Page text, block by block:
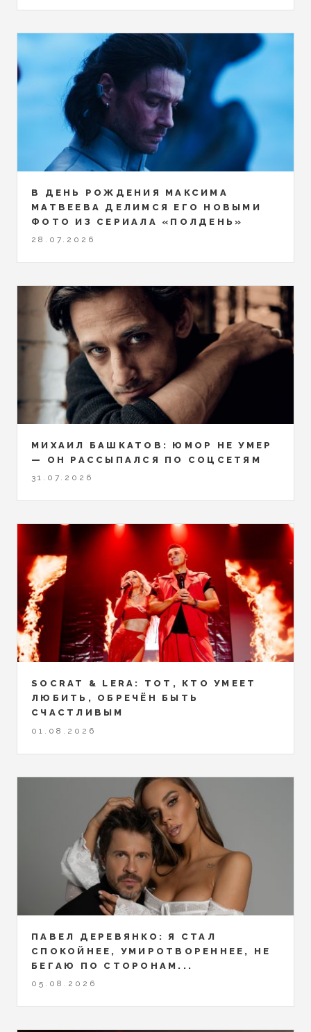
В ДЕНЬ РОЖДЕНИЯ МАКСИМА
МАТВЕЕВА ДЕЛИМСЯ ЕГО НОВЫМИ
ФОТО ИЗ СЕРИАЛА «ПОЛДЕНЬ»
28.07.2026
МИХАИЛ БАШКАТОВ: ЮМОР НЕ УМЕР
— ОН РАССЫПАЛСЯ ПО СОЦСЕТЯМ
31.07.2026
SOCRAT & LERA: ТОТ, КТО УМЕЕТ
ЛЮБИТЬ, ОБРЕЧЁН БЫТЬ
СЧАСТЛИВЫМ
01.08.2026
ПАВЕЛ ДЕРЕВЯНКО: Я СТАЛ
СПОКОЙНЕЕ, УМИРОТВОРЕННЕЕ, НЕ
БЕГАЮ ПО СТОРОНАМ...
05.08.2026